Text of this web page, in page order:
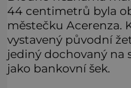
44 centimetrů byla
městečku Acerenza.
vystavený původní
jediný dochovaný na
jako bankovní šek.